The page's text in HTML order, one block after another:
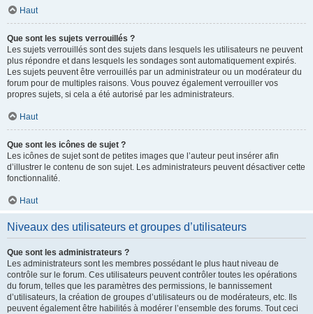
Haut
Que sont les sujets verrouillés ?
Les sujets verrouillés sont des sujets dans lesquels les utilisateurs ne peuvent
plus répondre et dans lesquels les sondages sont automatiquement expirés.
Les sujets peuvent être verrouillés par un administrateur ou un modérateur du
forum pour de multiples raisons. Vous pouvez également verrouiller vos
propres sujets, si cela a été autorisé par les administrateurs.
Haut
Que sont les icônes de sujet ?
Les icônes de sujet sont de petites images que l’auteur peut insérer afin
d’illustrer le contenu de son sujet. Les administrateurs peuvent désactiver cette
fonctionnalité.
Haut
Niveaux des utilisateurs et groupes d’utilisateurs
Que sont les administrateurs ?
Les administrateurs sont les membres possédant le plus haut niveau de
contrôle sur le forum. Ces utilisateurs peuvent contrôler toutes les opérations
du forum, telles que les paramètres des permissions, le bannissement
d’utilisateurs, la création de groupes d’utilisateurs ou de modérateurs, etc. Ils
peuvent également être habilités à modérer l’ensemble des forums. Tout ceci